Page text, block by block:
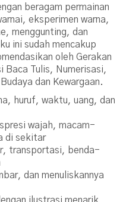
beragam permainan
eksperimen warna,
menggunting, dan
ini sudah mencakup
oleh Gerakan
Baca Tulis, Numerisasi,
dan Kewargaan.
huruf, waktu, uang, dan
wajah, macam-
di sekitar
transportasi, benda-
dan menuliskannya
ilustrasi menarik